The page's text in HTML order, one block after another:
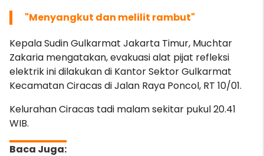
"Menyangkut dan melilit rambut"
Kepala Sudin Gulkarmat Jakarta Timur, Muchtar
Zakaria mengatakan, evakuasi alat pijat refleksi
elektrik ini dilakukan di Kantor Sektor Gulkarmat
Kecamatan Ciracas di Jalan Raya Poncol, RT 10/01.
Kelurahan Ciracas tadi malam sekitar pukul 20.41
WIB.